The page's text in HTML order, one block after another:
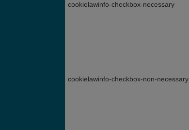
cookielawinfo-checkbox-necessary
cookielawinfo-checkbox-non-necessary